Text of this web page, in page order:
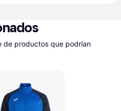
de productos que podrían